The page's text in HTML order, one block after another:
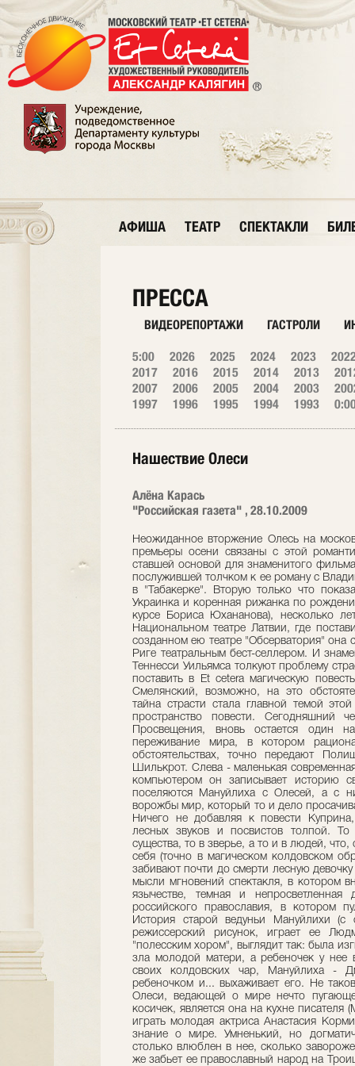
АФИША ТЕАТР СПЕКТАКЛИ
ПРЕССА
ВИДЕОРЕПОРТАЖИ ГАСТРОЛИ
5:00 2026 2025 2024 2023
2017
2016 2015 2014 2013
2007
2006 2005 2004 2003
1997
1996 1995 1994 1993
Нашествие Олеси
Алёна Карась
"Российская газета" , 28.10.2009
Неожиданное вторжение Олесь на
премьеры осени связаны с этой
ставшей основой для знаменитого
послужившей толчком к ее роману с
в "Табакерке". Вторую только что
Украинка и коренная рижанка по
курсе Бориса Юхананова), несколько
Национальном театре Латвии, где
созданном ею театре "Обсерватория"
Риге театральным бест-селлером. И
Теннеcси Уильямса толкуют проблему
поставить в Et ceterа магическую
Смелянский, возможно, на это
тайна страсти стала главной темой
пространство повести. Сегодняшний
Просвещения, вновь остается
переживание мира, в котором
обстоятельствах, точно передают
Шилькрот. Слева - маленькая
компьютером он записывает историю
поселяются Мануйлиха с Олесей, а с
ворожбы мир, который то и дело
Ничего не добавляя к повести
лесных звуков и посвистов толпой. То
существа, то в зверье, а то и в людей,
себя (точно в магическом колдовском
забивают почти до смерти лесную
мысли мгновений спектакля, в котором
язычестве, темная и непросветленная
российского православия, в котором
История старой ведуньи Мануйлихи (с
режиссерский рисунок, играет ее
"полесским хором", выглядит так: была
зла молодой матери, а ребеночек у
своих колдовских чар, Мануйлиха -
ребеночком и... выхаживает его. Не
Олеси, ведающей о мире нечто
косичек, является она на кухне
играть молодая актриса Анастасия
знание о мире. Умненький, но
столько влюблен в нее, сколько
же забьет ее православный народ на